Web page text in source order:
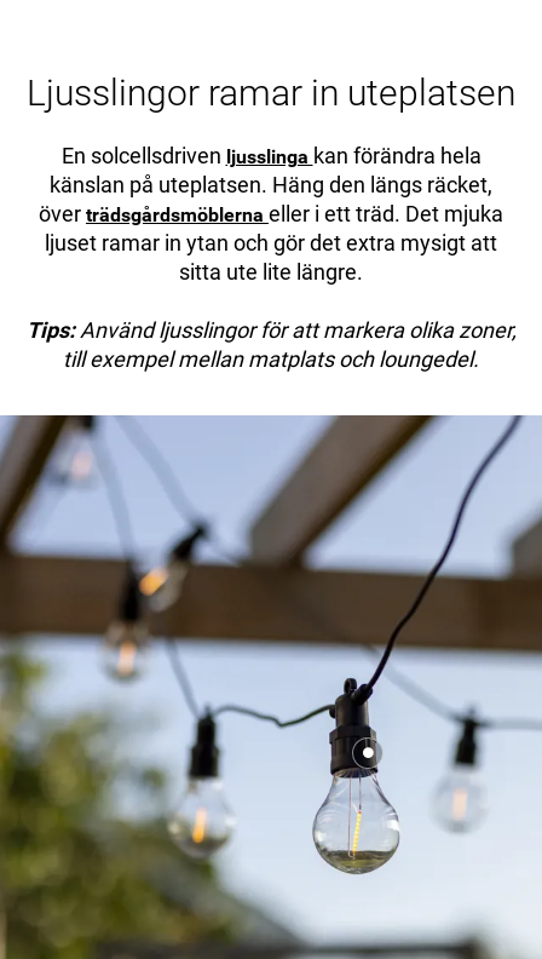
Ljusslingor ramar in uteplatsen
En solcellsdriven ljusslinga kan förändra hela
känslan på uteplatsen. Häng den längs räcket,
över trädsgårdsmöblerna eller i ett träd. Det mjuka
ljuset ramar in ytan och gör det extra mysigt att
sitta ute lite längre.
Tips:Använd ljusslingor för att markera olika zoner,
till exempel mellan matplats och loungedel.